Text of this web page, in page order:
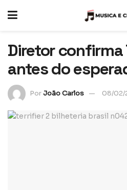
Diretor confirma
antes do
PorJoão Carlos 08/02/